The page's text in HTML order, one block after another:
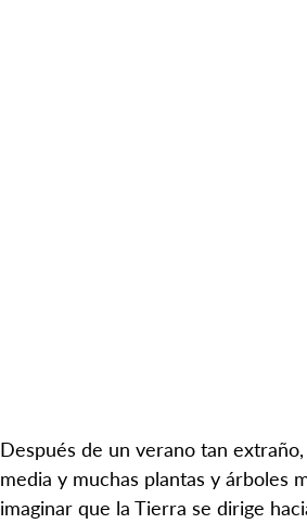
Después de un verano tan
media y muchas plantas y árboles
imaginar que la Tierra se dirige